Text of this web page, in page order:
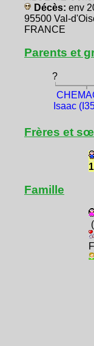
Décès: env
95500 Val-
FRANCE
Parents et
?
Isaac
Frères et
Famille